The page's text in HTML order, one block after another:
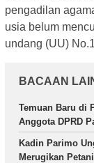
pengadilan
usia belum
undang (UU)
BACAAN
Temuan Baru di
Anggota DPRD
Kadin Parimo
Merugikan Petani